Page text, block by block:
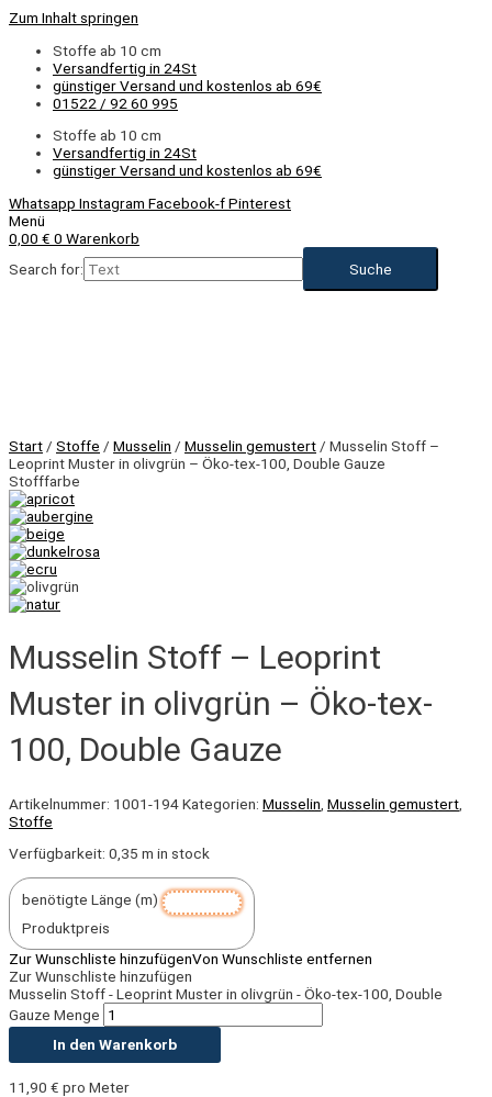
Zum Inhalt springen
Stoffe ab 10 cm
Versandfertig in 24St
günstiger Versand und kostenlos ab 69€
01522 / 92 60 995
Stoffe ab 10 cm
Versandfertig in 24St
günstiger Versand und kostenlos ab 69€
Whatsapp Instagram Facebook-fPinterest
Menü
0,00 € 0 Warenkorb
Search for:
Start / Stoffe / Musselin / Musselin gemustert / Musselin Stoff –
Leoprint Muster in olivgrün – Öko-tex-100, Double Gauze
Stofffarbe
Musselin Stoff – Leoprint
Muster in olivgrün – Öko-tex-
100, Double Gauze
Artikelnummer: 1001-194Kategorien: Musselin Musselin gemustert
Stoffe
Verfügbarkeit: 0,35 m in stock
benötigte Länge (m)
Produktpreis
Zur Wunschliste hinzufügenVon Wunschliste entfernen
Zur Wunschliste hinzufügen
Musselin Stoff - Leoprint Muster in olivgrün - Öko-tex-100, Double
Gauze Menge
In den Warenkorb
11,90 € pro Meter